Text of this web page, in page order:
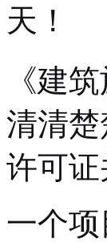
天！
《建
清清
许可
一个